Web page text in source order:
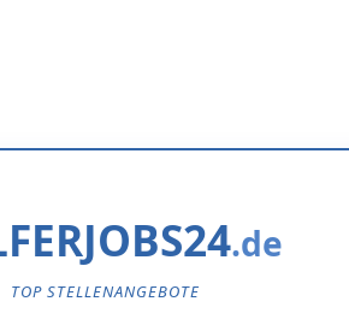
TOP STELLENANGEBOTE